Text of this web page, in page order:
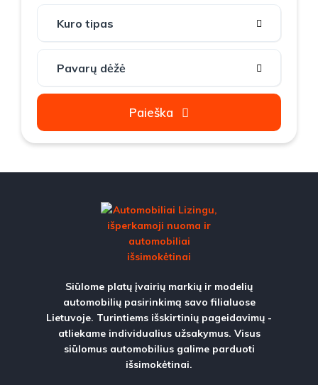
Paieška
Siūlome platų įvairių markių ir modelių
automobilių pasirinkimą savo filialuose
Lietuvoje. Turintiems išskirtinių pageidavimų -
atliekame individualius užsakymus. Visus
siūlomus automobilius galime parduoti
išsimokėtinai.